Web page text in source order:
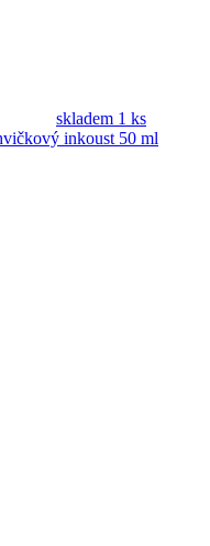
skladem 1 ks
inkoust 50 ml